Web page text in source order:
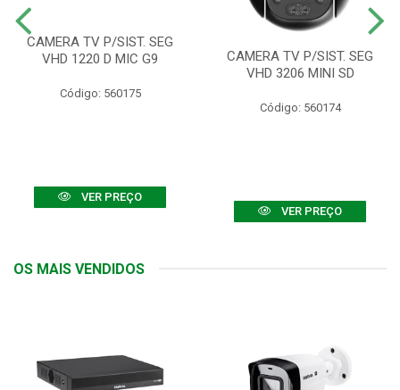
CAMERA TV P/SIST. SEG
VHD 1220 D MIC G9
Código: 560175
VER PREÇO
CAMERA TV P/SIST. SEG
VHD 3206 MINI SD
Código: 560174
VER PREÇO
OS MAIS VENDIDOS